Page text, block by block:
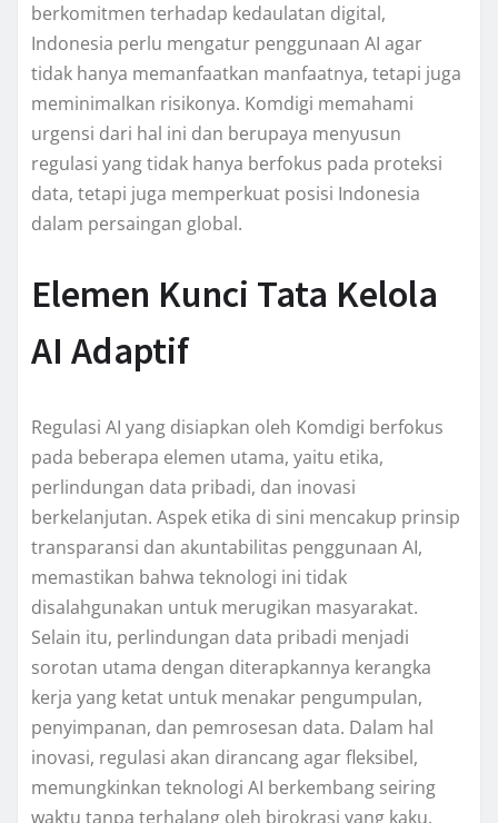
berkomitmen terhadap kedaulatan digital,
Indonesia perlu mengatur penggunaan AI agar
tidak hanya memanfaatkan manfaatnya, tetapi juga
meminimalkan risikonya. Komdigi memahami
urgensi dari hal ini dan berupaya menyusun
regulasi yang tidak hanya berfokus pada proteksi
data, tetapi juga memperkuat posisi Indonesia
dalam persaingan global.
Elemen Kunci Tata Kelola
AI Adaptif
Regulasi AI yang disiapkan oleh Komdigi berfokus
pada beberapa elemen utama, yaitu etika,
perlindungan data pribadi, dan inovasi
berkelanjutan. Aspek etika di sini mencakup prinsip
transparansi dan akuntabilitas penggunaan AI,
memastikan bahwa teknologi ini tidak
disalahgunakan untuk merugikan masyarakat.
Selain itu, perlindungan data pribadi menjadi
sorotan utama dengan diterapkannya kerangka
kerja yang ketat untuk menakar pengumpulan,
penyimpanan, dan pemrosesan data. Dalam hal
inovasi, regulasi akan dirancang agar fleksibel,
memungkinkan teknologi AI berkembang seiring
waktu tanpa terhalang oleh birokrasi yang kaku.